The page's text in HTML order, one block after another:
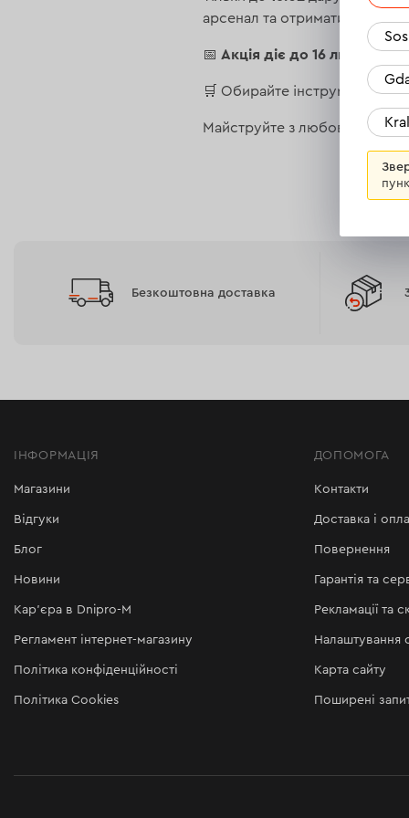
арсенал та отримати якість
📅 Акція діє до 16 лютого!
🛒 Обирайте інструменти у
Майструйте з любов’ю!
Безкоштовна доставка
ІНФОРМАЦІЯ
Магазини
Відгуки
Блог
Новини
Кар'єра в Dnipro-M
Регламент інтернет-магазину
Політика конфіденційності
Політика Cookies
ДОПОМОГА
Контакти
Доставка і
Повернення
Гарантія та
Рекламації та
Налаштування
Карта сайту
Поширені